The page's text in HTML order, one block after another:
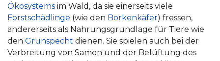
Ökosystems im Wald, da sie einerseits viele
Forstschädlinge (wie den Borkenkäfer) fressen,
andererseits als Nahrungsgrundlage für Tiere wie
den Grünspecht dienen. Sie spielen auch bei der
Verbreitung von Samen und der Belüftung des